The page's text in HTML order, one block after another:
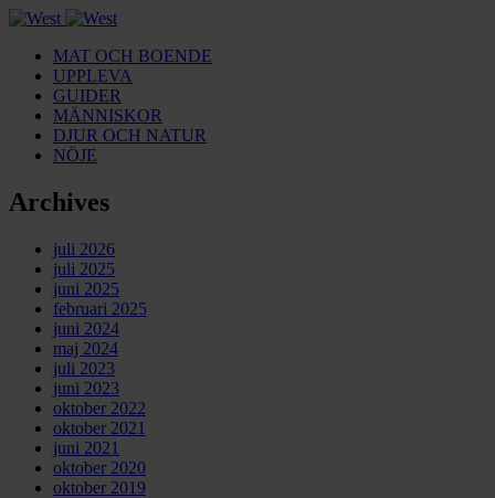
MAT OCH BOENDE
UPPLEVA
GUIDER
MÄNNISKOR
DJUR OCH NATUR
NÖJE
Archives
juli 2026
juli 2025
juni 2025
februari 2025
juni 2024
maj 2024
juli 2023
juni 2023
oktober 2022
oktober 2021
juni 2021
oktober 2020
oktober 2019